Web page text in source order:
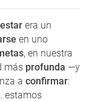
era un
en uno
, en nuestra
más profunda —y
a confirmar:
estamos